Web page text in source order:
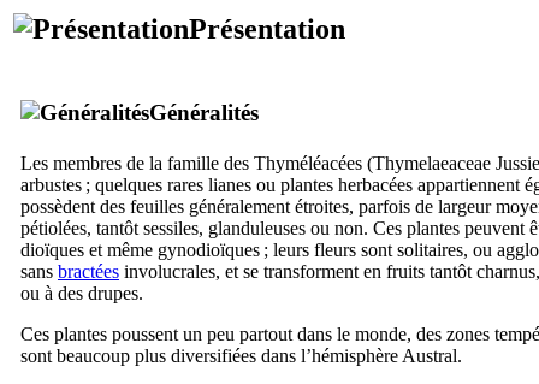
Présentation
Généralités
Les membres de la famille des Thyméléacées (Thymelaeaceae
arbustes ; quelques rares lianes ou plantes herbacées appartiennent
possèdent des feuilles généralement étroites, parfois de largeur
pétiolées, tantôt sessiles, glanduleuses ou non. Ces plantes peuvent
dioïques et même gynodioïques ; leurs fleurs sont solitaires, ou
sans bractées involucrales, et se transforment en fruits tantôt
ou à des drupes.
Ces plantes poussent un peu partout dans le monde, des zones
sont beaucoup plus diversifiées dans l’hémisphère Austral.